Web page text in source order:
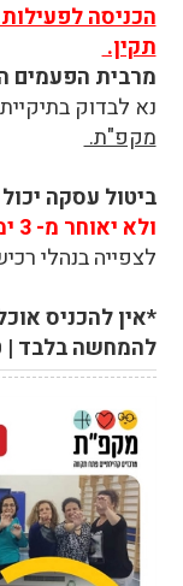
הכניסה
תקין.
מרבית הפעמים
נא לבדוק
מקפ"ת.
ביטול עסקה
ולא יאוחר מ- 3 ימי עסקים לפני מועד האירוע.
לצפייה בנהלי
*אין להכניס
להמחשה בלבד |